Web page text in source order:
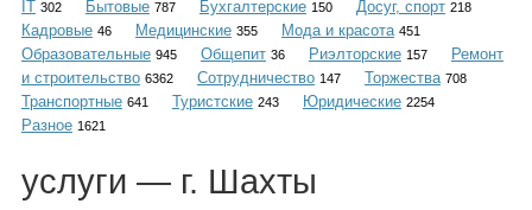
Объявления
Каталог
IT 302 Бытовые 787 Бухгалтерские 150 Досуг, спорт 218
Кадровые 46 Медицинские 355 Мода и красота 451
Образовательные 945 Общепит 36 Риэлторские 157
Ремонт
и строительство 6362 Сотрудничество 147 Торжества 708
Транспортные 641 Туристские 243 Юридические 2254
Разное 1621
услуги — г. Шахты